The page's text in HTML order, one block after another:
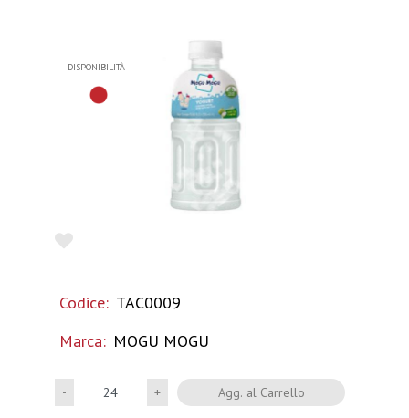
DISPONIBILITÀ
Codice: TAC0009
Marca: MOGU MOGU
QuantitàAgg. al Carrello